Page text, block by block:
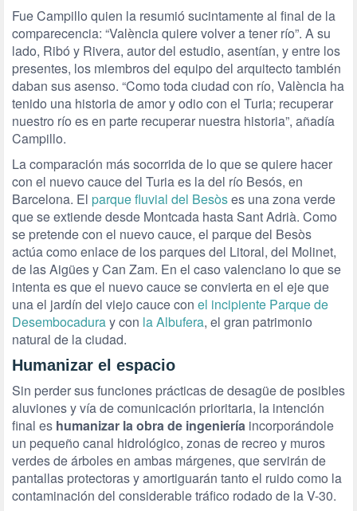
Fue Campillo quien la resumió sucintamente al final de la
comparecencia: “València quiere volver a tener río”. A su
lado, Ribó y Rivera, autor del estudio, asentían, y entre los
presentes, los miembros del equipo del arquitecto también
daban sus asenso. “Como toda ciudad con río, València ha
tenido una historia de amor y odio con el Turia; recuperar
nuestro río es en parte recuperar nuestra historia”, añadía
Campillo.
La comparación más socorrida de lo que se quiere hacer
con el nuevo cauce del Turia es la del río Besós, en
Barcelona. El parque fluvial del Besòses una zona verde
que se extiende desde Montcada hasta Sant Adrià. Como
se pretende con el nuevo cauce, el parque del Besòs
actúa como enlace de los parques del Litoral, del Molinet,
de las Aigües y Can Zam. En el caso valenciano lo que se
intenta es que el nuevo cauce se convierta en el eje que
una el jardín del viejo cauce con el incipiente Parque de
Desembocaduray con la Albufera, el gran patrimonio
natural de la ciudad.
Humanizar el espacio
Sin perder sus funciones prácticas de desagüe de posibles
aluviones y vía de comunicación prioritaria, la intención
final es humanizar la obra de ingeniería incorporándole
un pequeño canal hidrológico, zonas de recreo y muros
verdes de árboles en ambas márgenes, que servirán de
pantallas protectoras y amortiguarán tanto el ruido como la
contaminación del considerable tráfico rodado de la V-30.